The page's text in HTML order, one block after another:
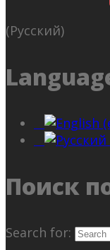
(Русский)
Поиск
Search for: